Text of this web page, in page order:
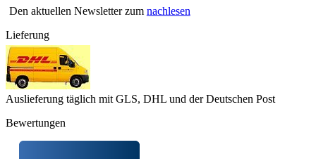
Den aktuellen Newsletter zum nachlesen
Lieferung
Auslieferung täglich mit GLS, DHL und der Deutschen Post
Bewertungen